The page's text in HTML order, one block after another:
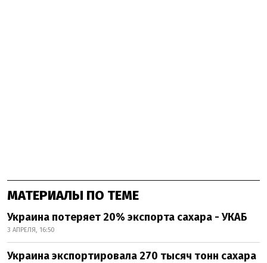
МАТЕРИАЛЫ ПО ТЕМЕ
Украина потеряет 20% экспорта сахара - УКАБ
3 АПРЕЛЯ, 16:50
Украина экспортировала 270 тысяч тонн сахара